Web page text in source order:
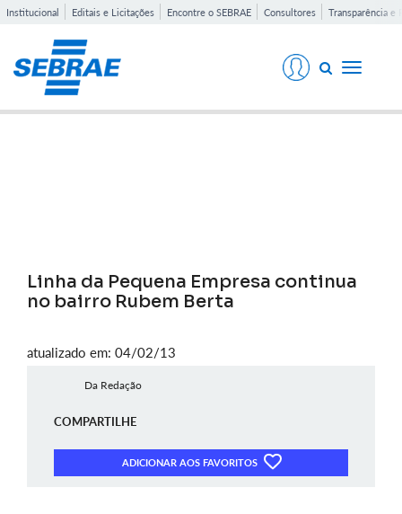
Institucional Editais e Licitações Encontre o SEBRAE Consultores Transparência e
Toggle
Linha da Pequena Empresa continua
no bairro Rubem Berta
atualizado em: 04/02/13
Da Redação
COMPARTILHE
ADICIONAR AOS FAVORITOS